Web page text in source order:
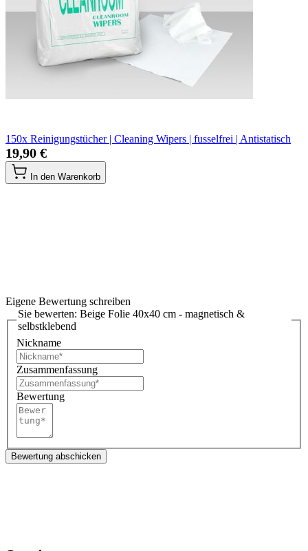
150x Reinigungstücher | Cleaning Wipers | fusselfrei | Antistatisch
19,90 €
In den Warenkorb
Eigene Bewertung schreiben
Sie bewerten: Beige Folie 40x40 cm - magnetisch &
selbstklebend
Nickname
Zusammenfassung
Bewertung
Bewertung abschicken